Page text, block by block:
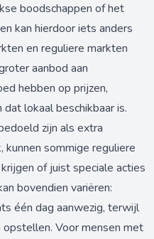
boodschappen of het
kan hierdoor iets anders
en reguliere markten
aanbod aan
hebben op prijzen,
lokaal beschikbaar is.
zijn als extra
sommige reguliere
of juist speciale acties
bovendien variëren:
één dag aanwezig, terwijl
opstellen. Voor mensen met